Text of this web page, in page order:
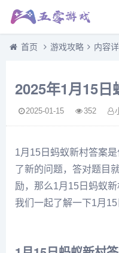
首页 游戏攻略 内容
2025年1月15日
2025-01-15 352
1月15日蚂蚁新村答案
了新的问题，答对题目
励，那么1月15日蚂蚁
我们一起了解一下1月15